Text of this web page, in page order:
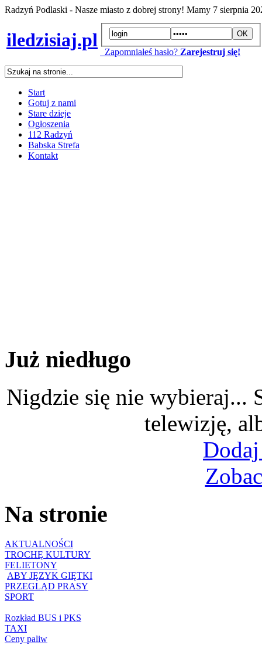
Radzyń Podlaski - Nasze miasto z dobrej strony! Mamy 7 sierpnia
iledzisiaj.pl
Zapomniałeś hasło? Zarejestruj się!
Start
Gotuj z nami
Stare dzieje
Ogłoszenia
112 Radzyń
Babska Strefa
Kontakt
Już niedługo
Nigdzie się nie wybieraj...
telewizję,
Na stronie
AKTUALNOŚCI
TROCHĘ KULTURY
FELIETONY
ABY JĘZYK GIĘTKI
PRZEGLĄD PRASY
SPORT
Rozkład BUS i PKS
TAXI
Ceny paliw